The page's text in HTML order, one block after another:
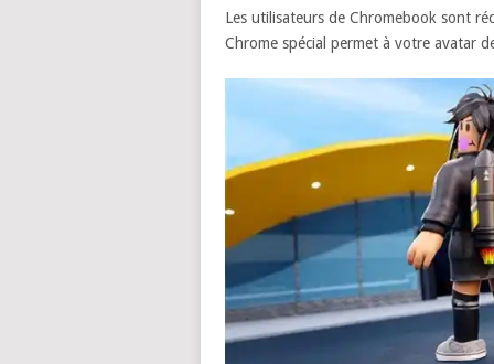
Les utilisateurs de Chromebook sont
Chrome spécial permet à votre avatar